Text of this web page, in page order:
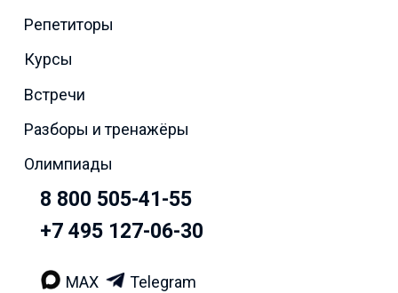
Репетиторы
Курсы
Встречи
Разборы и тренажёры
Олимпиады
8 800 505-41-55
+7 495 127-06-30
MAX Telegram